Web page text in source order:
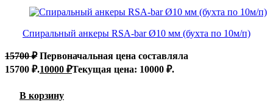
Спиральный анкеры RSA-bar Ø10 мм (бухта по 10м/п)
15700₽ Первоначальная цена составляла
15700 ₽.10000 ₽Текущая цена: 10000 ₽.
В корзину